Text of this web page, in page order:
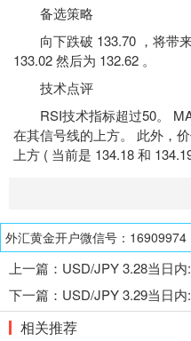
备选策略
向下跌破 133.70 ，将带
133.02 然后为 132.62 。
技术点评
RSI技术指标超过50。
在其信号线的上方。 此外，
上方 ( 当前是 134.18 和 134.19
外汇黄金开户微信号：16909974
上一篇： USD/JPY 3.28当日
然后为 123.50
下一篇： USD/JPY 3.29当日
125.10
相关推荐